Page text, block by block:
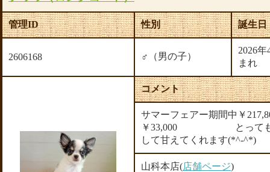
管理ID 性別 誕生日
2606168 ♂（男の子）
2026
まれ
コメント
サマーフェアー期間中￥
￥33,000 とっても可
して甘えてくれます(*^-^*)
山科本店(店舗ページ)